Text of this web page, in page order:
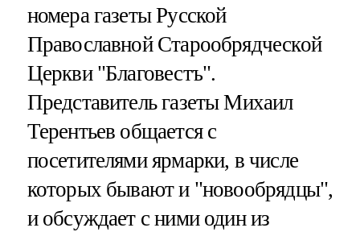
номера газеты Русской
Православной Старообрядческой
Церкви "Благовестъ".
Представитель газеты Михаил
Терентьев общается с
посетителями ярмарки, в числе
которых бывают и "новообрядцы",
и обсуждает с ними один из